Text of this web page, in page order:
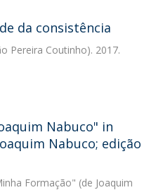
da consistência
Pereira Coutinho). 2017.
Nabuco" in
Nabuco; edição
Formação" (de Joaquim